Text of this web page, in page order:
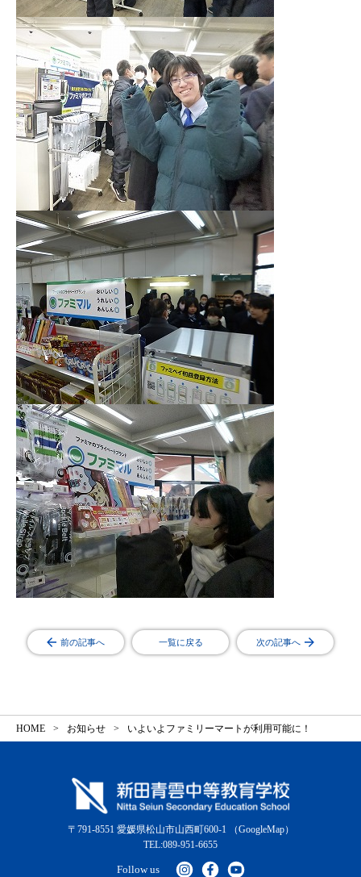
前の記事へ 一覧に戻る 次の記事へ
HOME お知らせ いよいよファミリーマートが利用可能に！
〒791-8551 愛媛県松山市山西町600-1
（GoogleMap）
TEL:089-951-6655
Follow us